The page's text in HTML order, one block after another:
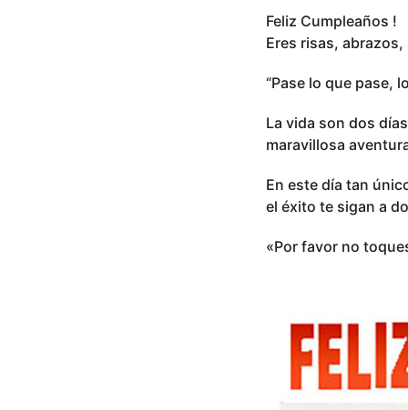
Feliz Cumpleaños !
Eres risas,
“Pase lo que pase,
La vida son dos
maravillosa
En este día tan
el éxito te sigan a
«Por favor no